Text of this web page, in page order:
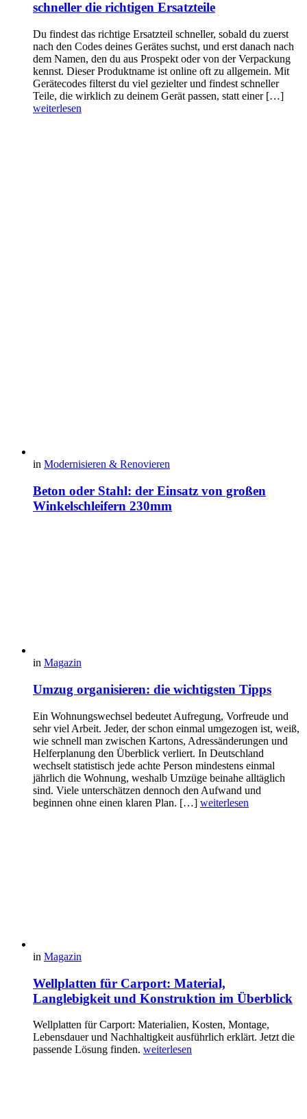
schneller die richtigen Ersatzteile
Du findest das richtige Ersatzteil schneller, sobald du zuerst
nach den Codes deines Gerätes suchst, und erst danach nach
dem Namen, den du aus Prospekt oder von der Verpackung
kennst. Dieser Produktname ist online oft zu allgemein. Mit
Gerätecodes filterst du viel gezielter und findest schneller
Teile, die wirklich zu deinem Gerät passen, statt einer […]
weiterlesen
in Modernisieren & Renovieren
Beton oder Stahl: der Einsatz von großen
Winkelschleifern 230mm
in Magazin
Umzug organisieren: die wichtigsten Tipps
Ein Wohnungswechsel bedeutet Aufregung, Vorfreude und
sehr viel Arbeit. Jeder, der schon einmal umgezogen ist, weiß,
wie schnell man zwischen Kartons, Adressänderungen und
Helferplanung den Überblick verliert. In Deutschland
wechselt statistisch jede achte Person mindestens einmal
jährlich die Wohnung, weshalb Umzüge beinahe alltäglich
sind. Viele unterschätzen dennoch den Aufwand und
beginnen ohne einen klaren Plan. […] weiterlesen
in Magazin
Wellplatten für Carport: Material,
Langlebigkeit und Konstruktion im Überblick
Wellplatten für Carport: Materialien, Kosten, Montage,
Lebensdauer und Nachhaltigkeit ausführlich erklärt. Jetzt die
passende Lösung finden. weiterlesen